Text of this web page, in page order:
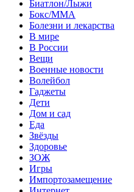
Биатлон/Лыжи
Бокс/MMA
Болезни и лекарства
В мире
В России
Вещи
Военные новости
Волейбол
Гаджеты
Дети
Дом и сад
Еда
Звёзды
Здоровье
ЗОЖ
Игры
Импортозамещение